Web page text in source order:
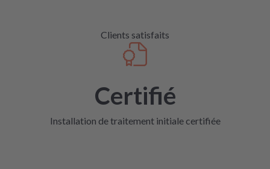
Clients satisfaits
Certifié
Installation de traitement initiale certifiée